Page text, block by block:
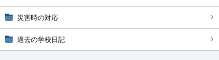
災害時の対応
過去の学校日記